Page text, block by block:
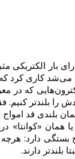
الکتریکی
کاری کرد که
که در
را بلندتر
همان بلندی
«کوانتا»
دارد:
دارند.